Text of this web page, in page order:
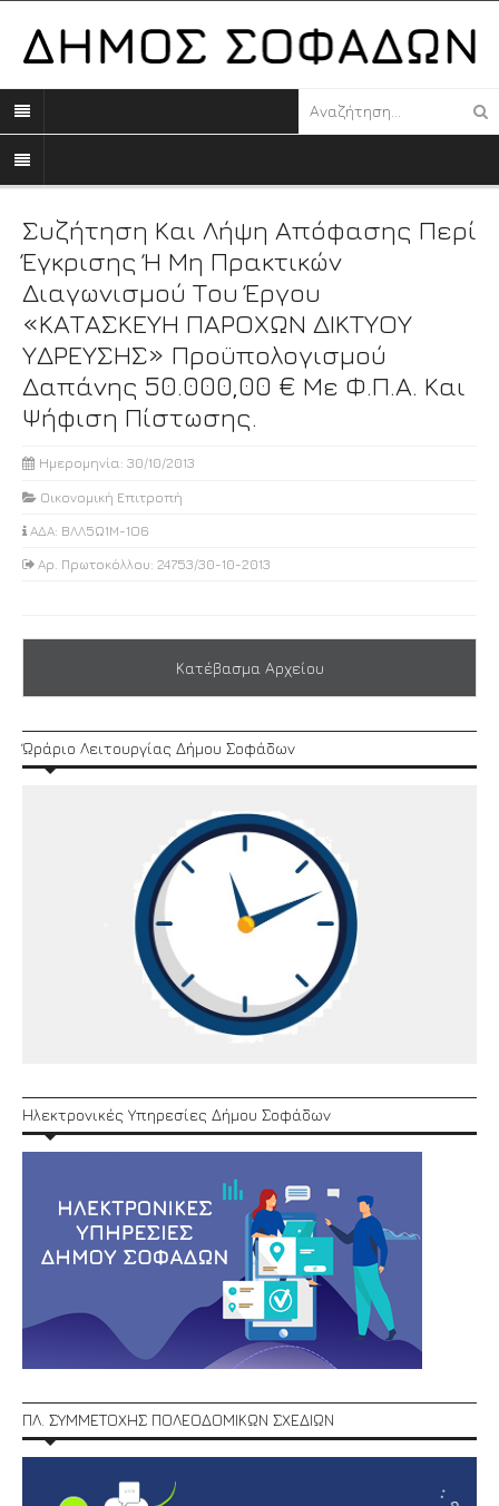
Συζήτηση Και Λήψη Απόφασης Περί
Έγκρισης Ή Μη Πρακτικών
Διαγωνισμού Του Έργου
«ΚΑΤΑΣΚΕΥΗ ΠΑΡΟΧΩΝ ΔΙΚΤΥΟΥ
ΥΔΡΕΥΣΗΣ» Προϋπολογισμού
Δαπάνης 50.000,00 € Με Φ.Π.Α. Και
Ψήφιση Πίστωσης.
Ημερομηνία: 30/10/2013
Οικονομική Επιτροπή
ΑΔΑ: ΒΛΛ5Ω1Μ-1Ο6
Αρ. Πρωτοκόλλου: 24753/30-10-2013
Κατέβασμα Αρχείου
Ώράριο Λειτουργίας Δήμου Σοφάδων
Ηλεκτρονικές Υπηρεσίες Δήμου Σοφάδων
ΠΛ. ΣΥΜΜΕΤΟΧΗΣ ΠΟΛΕΟΔΟΜΙΚΩΝ ΣΧΕΔΙΩΝ